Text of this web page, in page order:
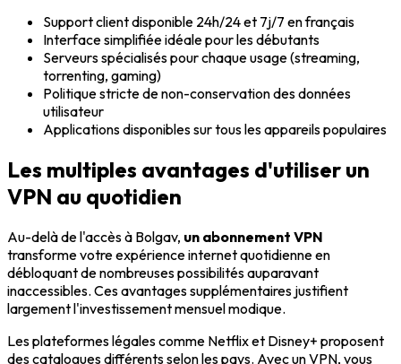
Support client disponible 24h/24 et 7j/7 en français
Interface simplifiée idéale pour les débutants
Serveurs spécialisés pour chaque usage (streaming,
torrenting, gaming)
Politique stricte de non-conservation des données
utilisateur
Applications disponibles sur tous les appareils populaires
Les multiples avantages d'utiliser un
VPN au quotidien
Au-delà de l'accès à Bolgav, un abonnement VPN
transforme votre expérience internet quotidienne en
débloquant de nombreuses possibilités auparavant
inaccessibles. Ces avantages supplémentaires justifient
largement l'investissement mensuel modique.
Les plateformes légales comme Netflix et Disney+ proposent
des catalogues différents selon les pays. Avec un VPN, vous